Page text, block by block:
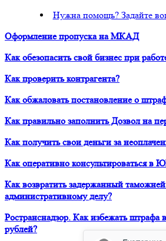
Нужна помощь? Задайте
Оформление пропуска на МКАД
Как обезопасить свой бизнес при
Как проверить контрагента?
Как обжаловать постановление о
Как правильно заполнить Дозвол на
Как получить свои деньги за
Как оперативно консультироваться в
Как возвратить задержанный
административному делу?
Ространснадзор. Как избежать штрафа
рублей?